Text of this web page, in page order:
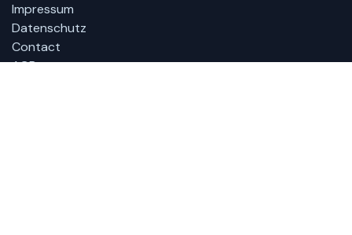
Impressum
Datenschutz
Contact
AGBs